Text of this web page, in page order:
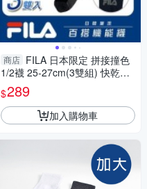
商店 FILA 日本限定 拼接撞色
1/2襪 25-27cm(3雙組) 快乾透
氣 運動 長襪 短襪 男襪【愛
買】
$289
加入購物車